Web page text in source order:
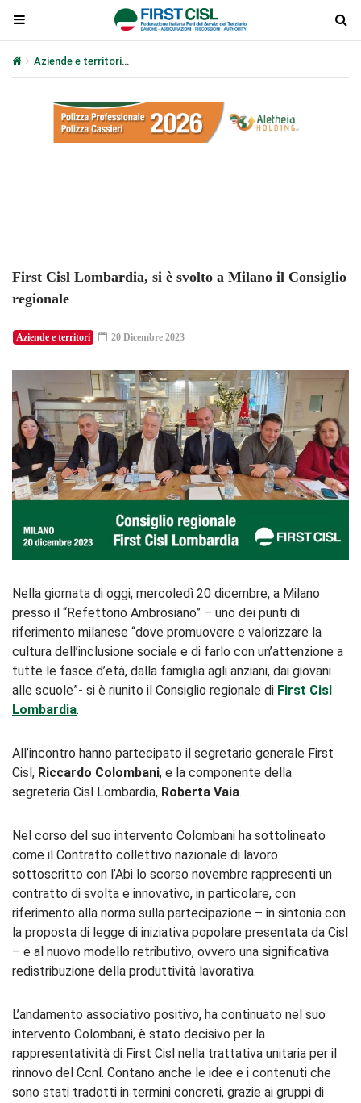
Aziende e territori
First Cisl Lombardia, si è svolto a Milano il Consiglio
regionale
Aziende e territori 20 Dicembre 2023
Nella giornata di oggi, mercoledì 20 dicembre, a Milano
presso il “Refettorio Ambrosiano” – uno dei punti di
riferimento milanese “dove promuovere e valorizzare la
cultura dell’inclusione sociale e di farlo con un’attenzione a
tutte le fasce d’età, dalla famiglia agli anziani, dai giovani
alle scuole”- si è riunito il Consiglio regionale di First Cisl
Lombardia.
All’incontro hanno partecipato il segretario generale First
Cisl, Riccardo Colombani, e la componente della
segreteria Cisl Lombardia, Roberta Vaia.
Nel corso del suo intervento Colombani ha sottolineato
come il Contratto collettivo nazionale di lavoro
sottoscritto con l’Abi lo scorso novembre rappresenti un
contratto di svolta e innovativo, in particolare, con
riferimento alla norma sulla partecipazione – in sintonia con
la proposta di legge di iniziativa popolare presentata da Cisl
– e al nuovo modello retributivo, ovvero una significativa
redistribuzione della produttività lavorativa.
L’andamento associativo positivo, ha continuato nel suo
intervento Colombani, è stato decisivo per la
rappresentatività di First Cisl nella trattativa unitaria per il
rinnovo del Ccnl. Contano anche le idee e i contenuti che
sono stati tradotti in termini concreti, grazie ai gruppi di